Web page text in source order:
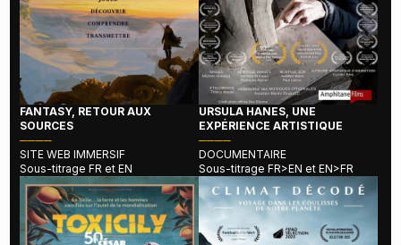
FANTASY, RETOUR AUX
SOURCES
────
SITE WEB IMMERSIF
Sous-titrage FR et EN
URSULA HANES, UNE
EXPÉRIENCE ARTISTIQUE
────
DOCUMENTAIRE
Sous-titrage FR>EN et EN>FR